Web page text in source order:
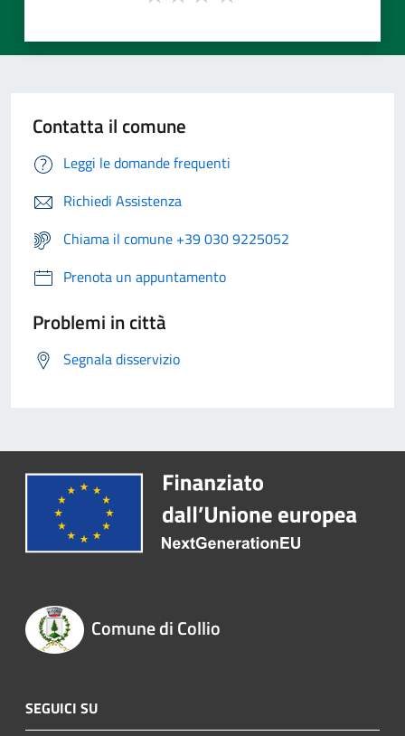
Contatta il comune
Leggi le domande frequenti
Richiedi Assistenza
Chiama il comune +39 030 9225052
Prenota un appuntamento
Problemi in città
Segnala disservizio
Comune di Collio
SEGUICI SU